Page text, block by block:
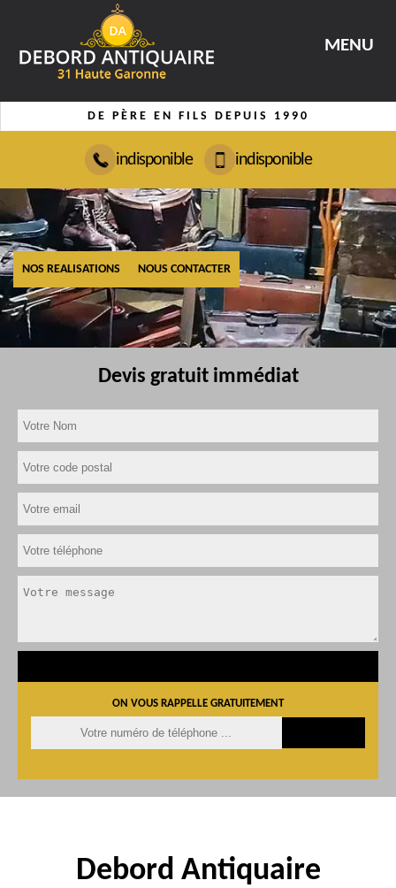
MENU
DE PÈRE EN FILS DEPUIS 1990
indisponible indisponible
NOS REALISATIONS NOUS CONTACTER
Devis gratuit immédiat
ON VOUS RAPPELLE GRATUITEMENT
Debord Antiquaire